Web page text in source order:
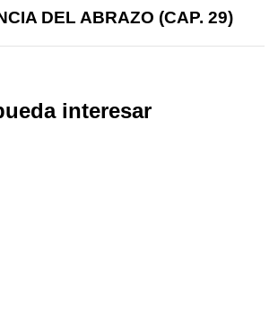
DEL ABRAZO (CAP. 29)
interesar